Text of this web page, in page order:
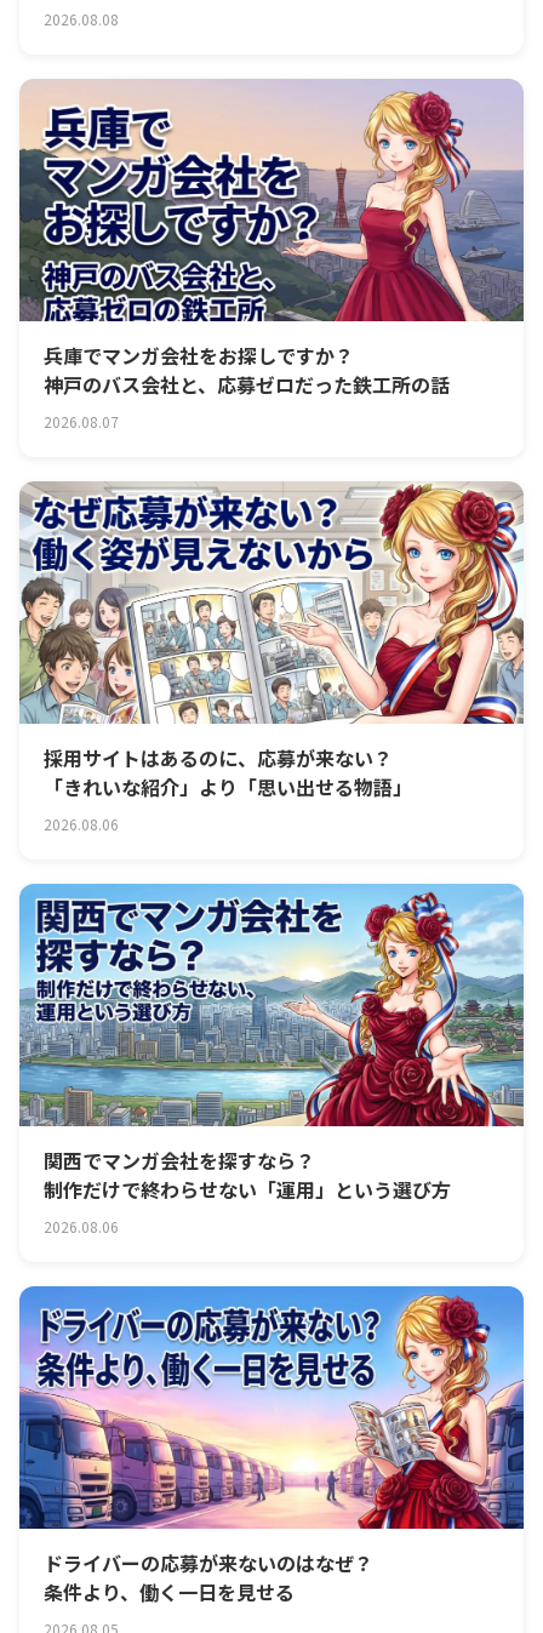
2026.08.08
兵庫でマンガ会社をお探しですか？
神戸のバス会社と、応募ゼロだった鉄工所の話
2026.08.07
採用サイトはあるのに、応募が来ない？
「きれいな紹介」より「思い出せる物語」
2026.08.06
関西でマンガ会社を探すなら？
制作だけで終わらせない「運用」という選び方
2026.08.06
ドライバーの応募が来ないのはなぜ？
条件より、働く一日を見せる
2026.08.05